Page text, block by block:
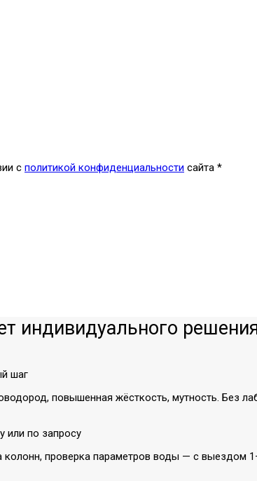
с политикой конфиденциальности сайта *
индивидуального
шаг
повышенная жёсткость, мутность. Без
или по запросу
проверка параметров воды — с выездом